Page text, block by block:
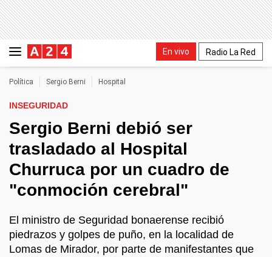
En vivo Radio La Red
Política Sergio Berni Hospital
INSEGURIDAD
Sergio Berni debió ser
trasladado al Hospital
Churruca por un cuadro de
"conmoción cerebral"
El ministro de Seguridad bonaerense recibió
piedrazos y golpes de puño, en la localidad de
Lomas de Mirador, por parte de manifestantes que